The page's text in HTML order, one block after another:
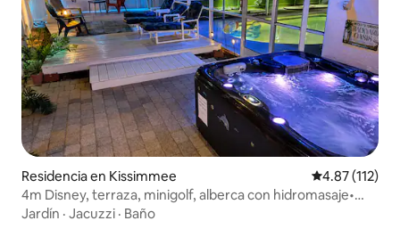
Residencia en Kissimmee Calificación
4.87 (112)
4m Disney, terraza, minigolf, alberca con hidromasaje•
Juegos
Jardín · Jacuzzi · Baño